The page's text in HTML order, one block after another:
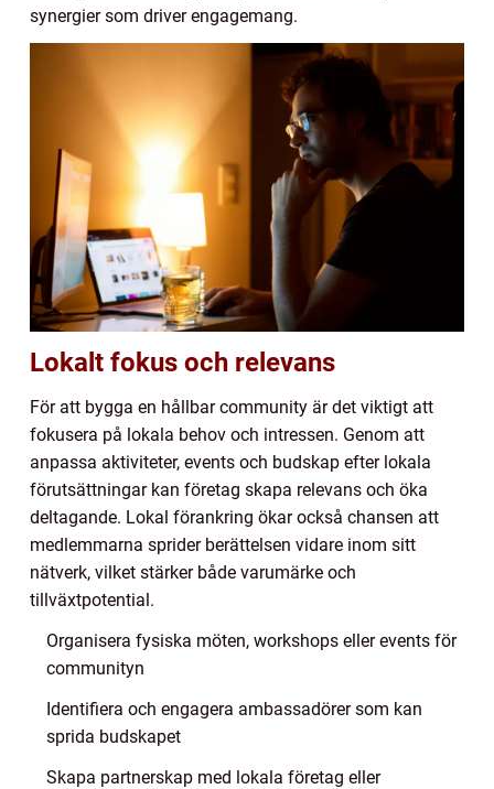
synergier som driver engagemang.
Lokalt fokus och relevans
För att bygga en hållbar community är det viktigt att
fokusera på lokala behov och intressen. Genom att
anpassa aktiviteter, events och budskap efter lokala
förutsättningar kan företag skapa relevans och öka
deltagande. Lokal förankring ökar också chansen att
medlemmarna sprider berättelsen vidare inom sitt
nätverk, vilket stärker både varumärke och
tillväxtpotential.
Organisera fysiska möten, workshops eller events för
communityn
Identifiera och engagera ambassadörer som kan
sprida budskapet
Skapa partnerskap med lokala företag eller